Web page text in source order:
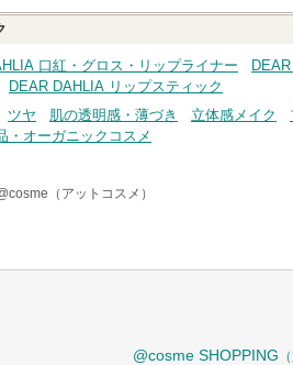
口紅・グロス・リップライナー
DEAR DAHLIA リップスティック
ツヤ 肌の透明感・薄づき 立体感メイク
・オーガニックコスメ
（アットコスメ）
@cosme SHOPPING